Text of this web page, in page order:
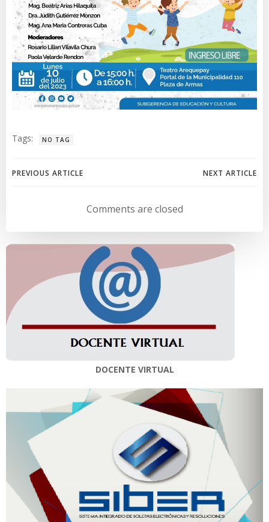
Tags: NO TAG
Navegación
entradas
PREVIOUS ARTICLE
Navegación
de
entradas
NEXT ARTICLE
Comments are closed
DOCENTE VIRTUAL